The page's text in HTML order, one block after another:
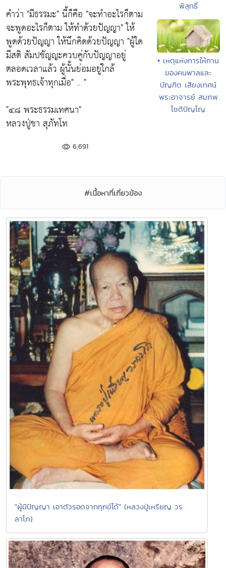
คำว่า "มีธรรมะ"นี้ก็คือ "จะทำอะไรก็ตาม
จะพูดอะไรก็ตาม ให้ทำด้วยปัญญา"ให้
พูดด้วยปัญญา ให้นึกคิดด้วยปัญญา "ผู้ใด
มีสติ สัมปชัญญะควบคู่กับปัญญาอยู่
ตลอดเวลาแล้ว ผู้นั้นย่อมอยู่ใกล้
พระพุทธเจ้าทุกเมื่อ" .. "
"๔๘ พระธรรมเทศนา"
หลวงปู่ชา สุภัทโท
6,691
พิสุทธิ์
• เหตุแห่งการให้ทาน
ของคนพาลและ
บัญฑิต เสียงเทศน์
พระอาจารย์ สมภพ
โชติปัญโญ
#เนื้อหาที่เกี่ยวข้อง
"ผู้มีปัญญา เอาตัวรอดจากทุกข์ได้" (หลวงปู่เหรียญ วร
ลาโภ)